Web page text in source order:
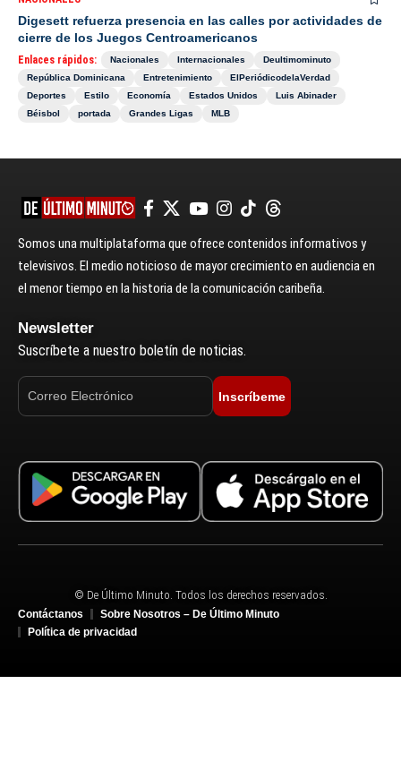
Digesett refuerza presencia en las calles por actividades de
cierre de los Juegos Centroamericanos
Enlaces rápidos: Nacionales Internacionales
Deultimominuto
República Dominicana
Entretenimiento
ElPeriódicodelaVerdad
Deportes
Estilo Economía Estados Unidos
Luis Abinader
Béisbol
portada Grandes Ligas MLB
Somos una multiplataforma que ofrece contenidos informativos y
televisivos. El medio noticioso de mayor crecimiento en audiencia en
el menor tiempo en la historia de la comunicación caribeña.
Newsletter
Suscríbete a nuestro boletín de noticias.
Inscríbeme
© De Último Minuto. Todos los derechos reservados.
Contáctanos
Sobre Nosotros – De Último Minuto
Política de privacidad